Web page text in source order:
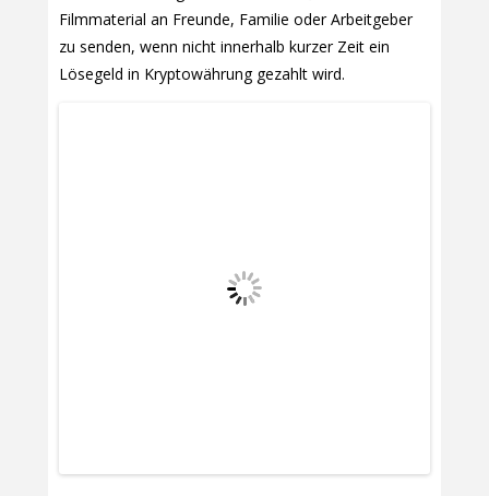
Filmmaterial an Freunde, Familie oder Arbeitgeber
zu senden, wenn nicht innerhalb kurzer Zeit ein
Lösegeld in Kryptowährung gezahlt wird.